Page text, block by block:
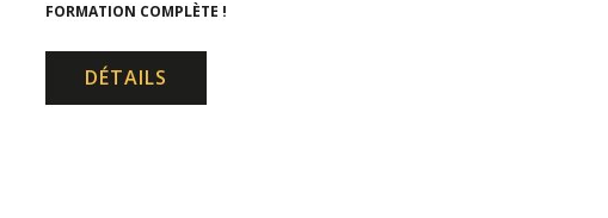
FORMATION COMPLÈTE !
DÉTAILS